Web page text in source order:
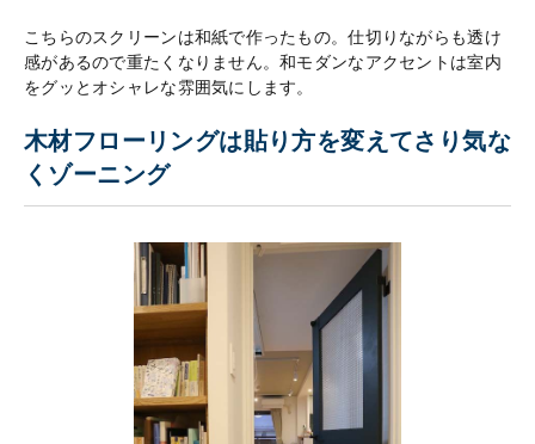
こちらのスクリーンは和紙で作ったもの。仕切りながらも透け
感があるので重たくなりません。和モダンなアクセントは室内
をグッとオシャレな雰囲気にします。
木材フローリングは貼り方を変えてさり気な
くゾーニング